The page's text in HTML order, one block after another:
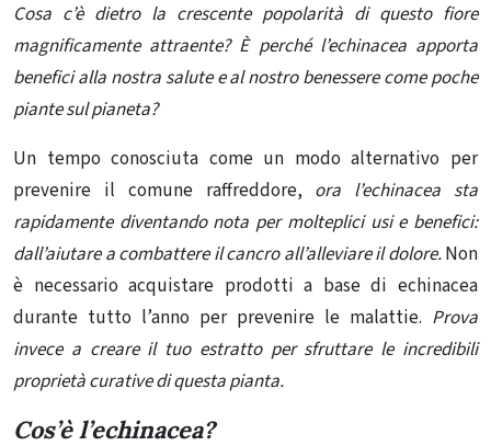
Cosa c’è dietro la crescente popolarità di questo fiore
magnificamente attraente? È perché l’echinacea apporta
benefici alla nostra salute e al nostro benessere come poche
piante sul pianeta?
Un tempo conosciuta come un modo alternativo per
prevenire il comune raffreddore, ora l’echinacea sta
rapidamente diventando nota per molteplici usi e benefici:
dall’aiutare a combattere il cancro all’alleviare il dolore.Non
è necessario acquistare prodotti a base di echinacea
durante tutto l’anno per prevenire le malattie. Prova
invece a creare il tuo estratto per sfruttare le incredibili
proprietà curative di questa pianta.
Cos’è l’echinacea?